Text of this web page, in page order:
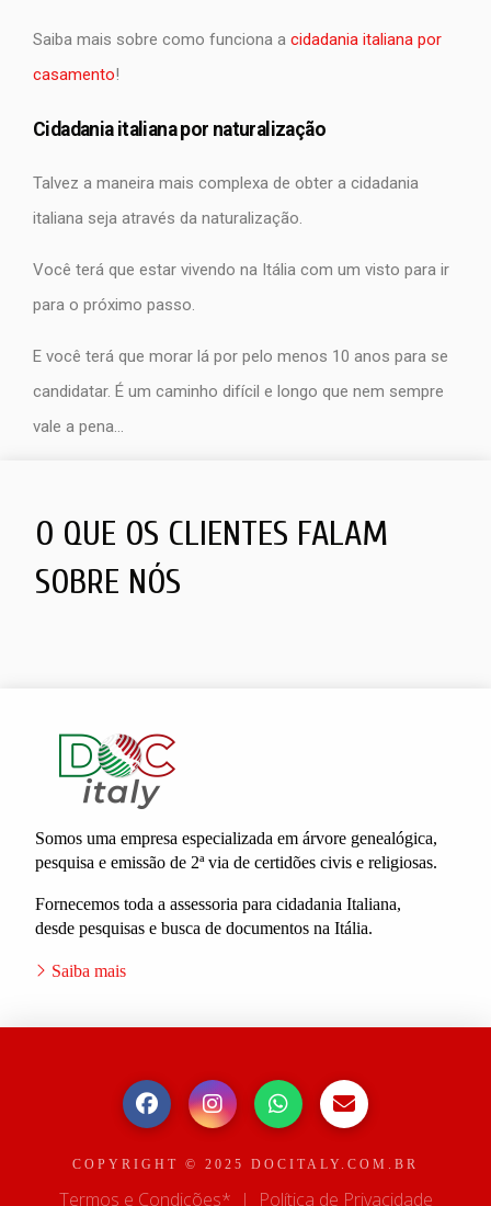
Saiba mais sobre como funciona a cidadania italiana por
casamento!
Cidadania italiana por naturalização
Talvez a maneira mais complexa de obter a cidadania
italiana seja através da naturalização.
Você terá que estar vivendo na Itália com um visto para ir
para o próximo passo.
E você terá que morar lá por pelo menos 10 anos para se
candidatar. É um caminho difícil e longo que nem sempre
vale a pena…
O QUE OS CLIENTES FALAM
SOBRE NÓS
Somos uma empresa especializada em árvore genealógica,
pesquisa e emissão de 2ª via de certidões civis e religiosas.
Fornecemos toda a assessoria para cidadania Italiana,
desde pesquisas e busca de documentos na Itália.
Saiba mais
COPYRIGHT © 2025 DOCITALY.COM.BR
Termos e Condições* | Política de Privacidade